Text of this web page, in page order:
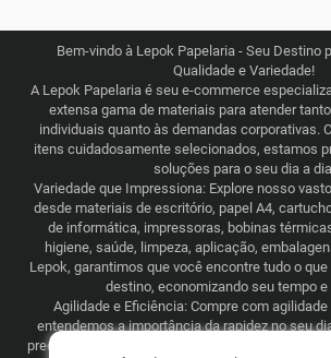
Bem-vindo à Lepok Papelaria - Seu Destino
Qualidade e Variedade!
A Lepok Papelaria é seu e-commerce
extensa gama de materiais para atender
individuais quanto às demandas corporativas.
itens cuidadosamente selecionados, estamos
soluções para o seu dia a
Variedade que Impressiona: Explore nosso
desde materiais de escritório, papel A4,
de informática, impressoras, bobinas
higiene, saúde, limpeza, aplicação,
Lepok, garantimos que você encontre tudo o
destino, economizando seu tempo
Agilidade e Eficiência: Compre com
entendemos a importância da rapidez no seu
preços justos e competitivos, combinados com